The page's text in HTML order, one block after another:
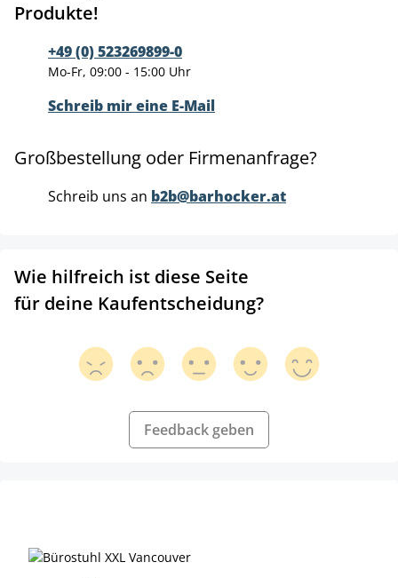
Produkte!
+49 (0) 523269899-0
Mo-Fr, 09:00 - 15:00 Uhr
Schreib mir eine E-Mail
Großbestellung oder Firmenanfrage?
Schreib uns an b2b@barhocker.at
Wie hilfreich ist diese Seite
für deine Kaufentscheidung?
Feedback geben